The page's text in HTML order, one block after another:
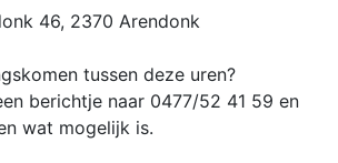
46, 2370 Arendonk
tussen deze uren?
berichtje naar 0477/52 41 59 en
wat mogelijk is.